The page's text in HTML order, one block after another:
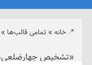
تمامی قالب‌ها»«تشخیص
چهارضلعی‌ها»